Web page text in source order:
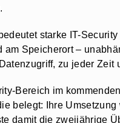
starke IT-
am Speicherort –
zu jeder Zeit
Bereich im
belegt: Ihre
damit die zweijährige